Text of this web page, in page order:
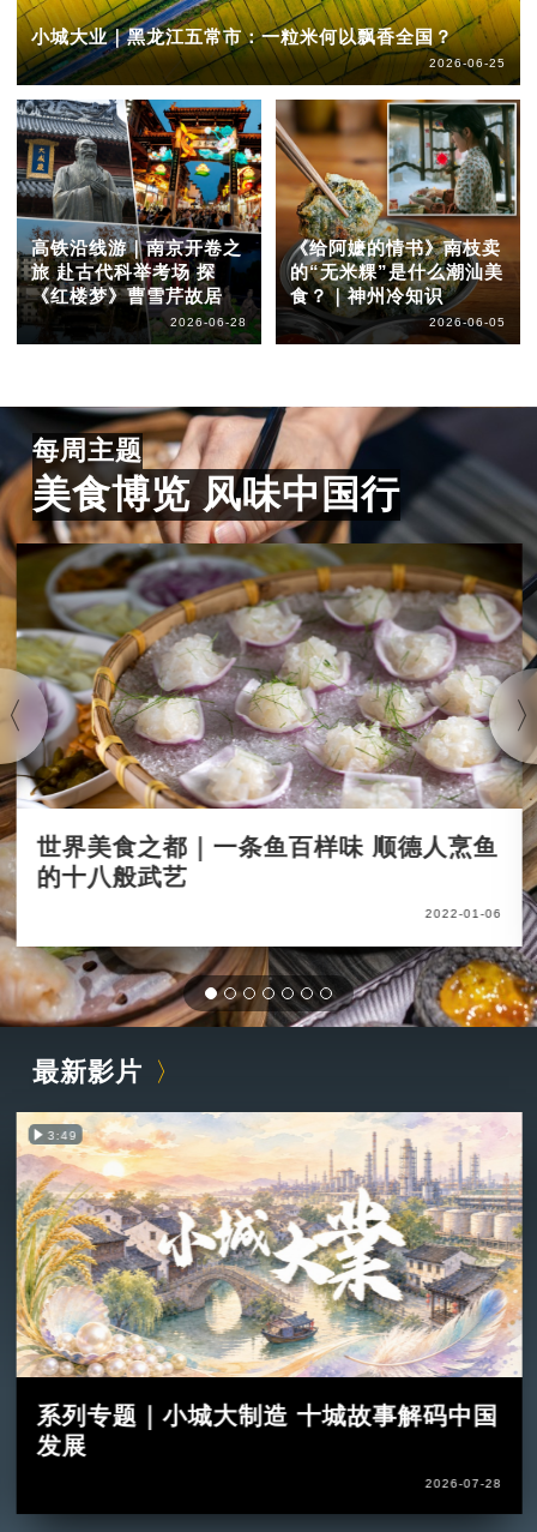
小城大业｜黑龙江五常市：一粒米何以飘香全国？
2026-06-25
高铁沿线游｜南京开卷之
旅 赴古代科举考场 探
《红楼梦》曹雪芹故居
2026-06-28
《给阿嬷的情书》南枝卖
的“无米粿”是什么潮汕美
食？｜神州冷知识
2026-06-05
每周主题
美食博览 风味中国行
世界美食之都｜一条鱼百样味 顺德人烹鱼
的十八般武艺
2022-01-06
最新影片
3:49
系列专题｜小城大制造 十城故事解码中国
发展
2026-07-28